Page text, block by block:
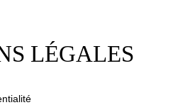
LÉGALES